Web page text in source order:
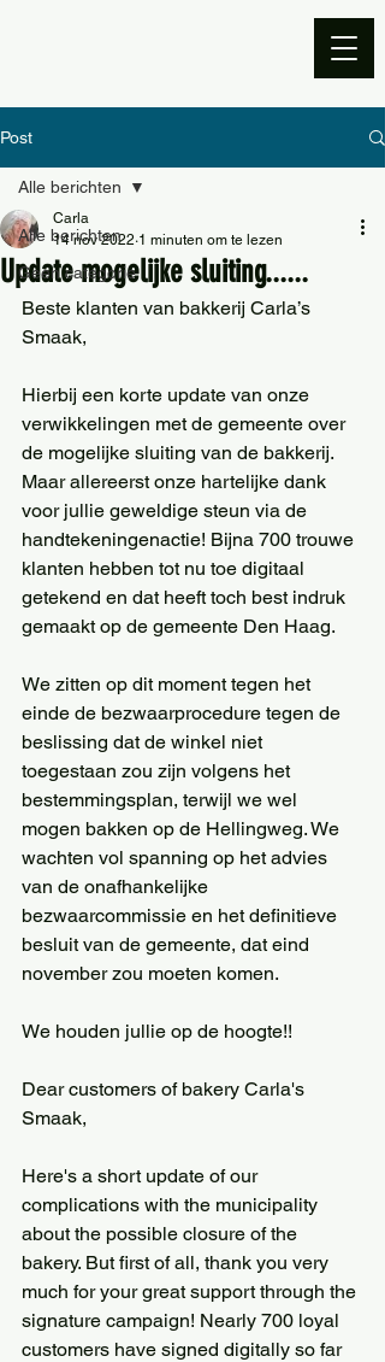
Post
Alle berichten
Geen categorie
Alle berichten
Update mogelijke sluiting......
Carla
14 nov 2022 1 minuten om te lezen
Beste klanten van bakkerij Carla’s
Smaak,
Hierbij een korte update van onze
verwikkelingen met de gemeente over
de mogelijke sluiting van de bakkerij.
Maar allereerst onze hartelijke dank
voor jullie geweldige steun via de
handtekeningenactie! Bijna 700 trouwe
klanten hebben tot nu toe digitaal
getekend en dat heeft toch best indruk
gemaakt op de gemeente Den Haag.
We zitten op dit moment tegen het
einde de bezwaarprocedure tegen de
beslissing dat de winkel niet
toegestaan zou zijn volgens het
bestemmingsplan, terwijl we wel
mogen bakken op de Hellingweg. We
wachten vol spanning op het advies
van de onafhankelijke
bezwaarcommissie en het definitieve
besluit van de gemeente, dat eind
november zou moeten komen.
We houden jullie op de hoogte!!
Dear customers of bakery Carla's
Smaak,
Here's a short update of our
complications with the municipality
about the possible closure of the
bakery. But first of all, thank you very
much for your great support through the
signature campaign! Nearly 700 loyal
customers have signed digitally so far